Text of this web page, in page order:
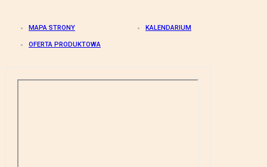
MAPA STRONY KALENDARIUM
OFERTA PRODUKTOWA